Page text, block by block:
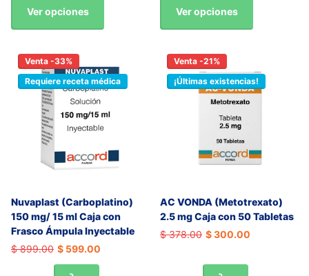
Ver opciones Ver opciones
Venta -33%
Requiere receta médica
Nuvaplast (Carboplatino)
150 mg/ 15 ml Caja con
Frasco Ámpula Inyectable
$ 899.00 $ 599.00
Venta -21%
¡Últimas existencias!
AC VONDA (Metotrexato)
2.5 mg Caja con 50 Tabletas
$ 378.00 $ 300.00